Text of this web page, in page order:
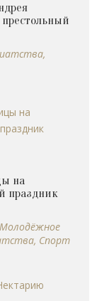
,
на
праздник
Молодёжное
, Спорт